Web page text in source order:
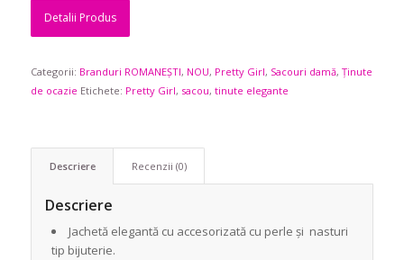
Detalii Produs
Categorii: Branduri ROMANEȘTI, NOU, Pretty Girl, Sacouri damă, Ținute
de ocazie Etichete: Pretty Girl, sacou, tinute elegante
Descriere Recenzii (0)
Descriere
Jachetă elegantă cu accesorizată cu perle și nasturi
tip bijuterie.